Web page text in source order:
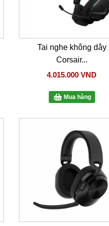
Tai nghe không dây
Corsair...
4.015.000 VND
Mua hàng